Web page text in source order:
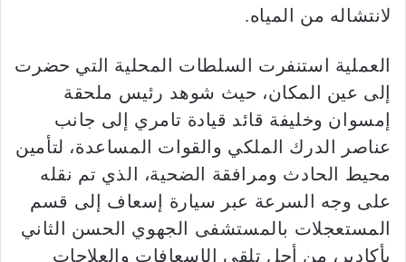
لانتشاله من المياه.
العملية استنفرت السلطات المحلية التي حضرت
إلى عين المكان، حيث شوهد رئيس ملحقة
إمسوان وخليفة قائد قيادة تامري إلى جانب
عناصر الدرك الملكي والقوات المساعدة، لتأمين
محيط الحادث ومرافقة الضحية، الذي تم نقله
على وجه السرعة عبر سيارة إسعاف إلى قسم
المستعجلات بالمستشفى الجهوي الحسن الثاني
بأكادير، من أجل تلقي الإسعافات والعلاجات